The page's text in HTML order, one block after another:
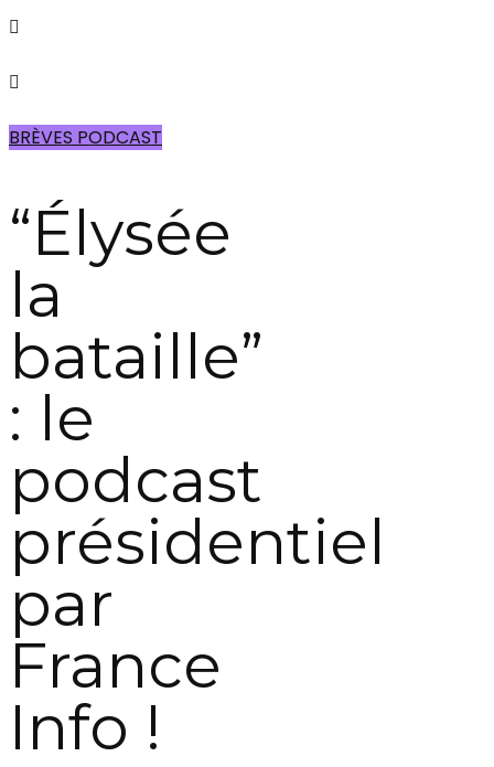
BRÈVES PODCAST
“Élysée
la
bataille”
: le
podcast
présidentiel
par
France
Info !